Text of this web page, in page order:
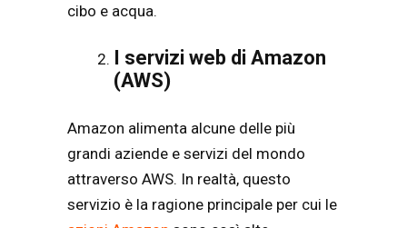
cibo e acqua.
I servizi web di Amazon
(AWS)
Amazon alimenta alcune delle più
grandi aziende e servizi del mondo
attraverso AWS. In realtà, questo
servizio è la ragione principale per cui le